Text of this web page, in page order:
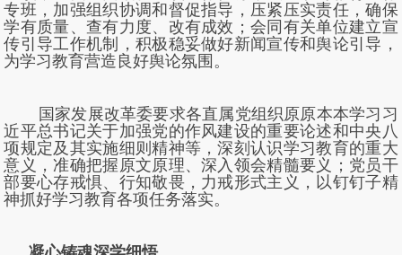
专班，加强组织协调和督促指导，压紧压实责任，确保
学有质量、查有力度、改有成效；会同有关单位建立宣
传引导工作机制，积极稳妥做好新闻宣传和舆论引导，
为学习教育营造良好舆论氛围。
国家发展改革委要求各直属党组织原原本本学习习
近平总书记关于加强党的作风建设的重要论述和中央八
项规定及其实施细则精神等，深刻认识学习教育的重大
意义，准确把握原文原理、深入领会精髓要义；党员干
部要心存戒惧、行知敬畏，力戒形式主义，以钉钉子精
神抓好学习教育各项任务落实。